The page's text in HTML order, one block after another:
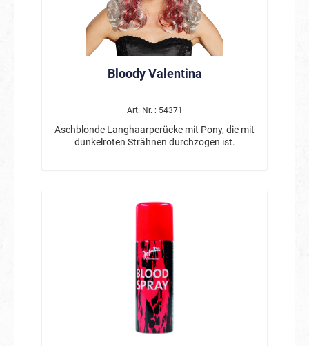
Bloody Valentina
Art. Nr. : 54371
Aschblonde Langhaarperücke mit Pony, die mit
dunkelroten Strähnen durchzogen ist.